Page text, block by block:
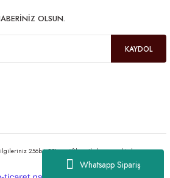
Whatsapp Sipariş
OLSUN.
KAYDOL
256bit SSL sertifikası ile korunmaktadır.